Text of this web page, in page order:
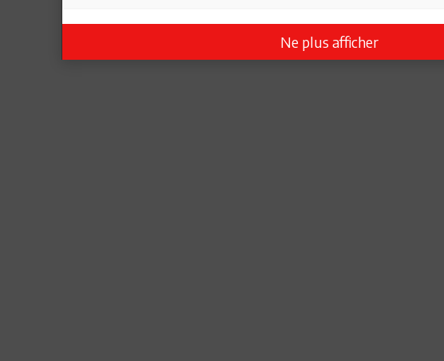
Ne plus afficher